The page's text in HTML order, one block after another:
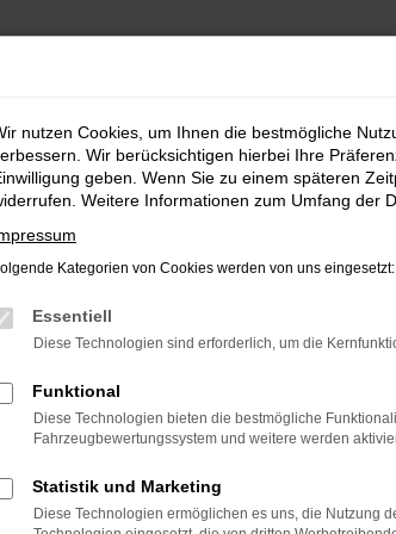
Error
dir helfen können:
nutzen Cookies, um Ihnen die bestmögliche
Wir berücksichtigen hierbei Ihre
geben. Wenn Sie zu einem späteren
Weitere Informationen zum Umfang der
Kategorien von Cookies werden von uns eingesetzt:
Essentiell
Diese Technologien sind erforderlich, um die
Funktional
Diese Technologien bieten die bestmögliche
Fahrzeugbewertungssystem und weitere werden
Statistik und Marketing
Diese Technologien ermöglichen es uns, die Nutzung